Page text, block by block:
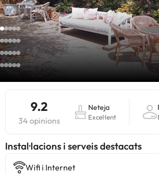
9.2
34 opinions
Neteja
Excel·lent
Instal·lacions i serveis destacats
Wifi i Internet